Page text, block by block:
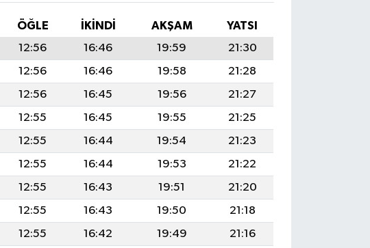
ÖĞLE İKINDI AKŞAM
YATSI
12:56 16:46 19:59
21:30
12:56 16:46 19:58
21:28
12:56 16:45 19:56
21:27
12:55 16:45 19:55
21:25
12:55 16:44 19:54
21:23
12:55 16:44 19:53
21:22
12:55 16:43 19:51
21:20
12:55 16:43 19:50
21:18
12:55 16:42 19:49
21:16